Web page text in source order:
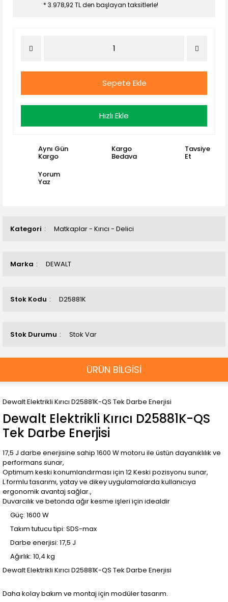
Kategori Matkaplar - Kırıcı - Delici
Marka DEWALT
Stok Kodu D25881K
Stok Durumu Stok Var
* 3.978,92 TL den başlayan taksitlerle!
Sepete Ekle
Hızlı Ekle
Aynı Gün
Kargo
Kargo
Bedava
Tavsiye
Et
Yorum
Yaz
ÜRÜN BİLGİSİ
Dewalt Elektrikli Kırıcı D25881K-QS Tek Darbe Enerjisi
Dewalt Elektrikli Kırıcı D25881K-QS
Tek Darbe Enerjisi
17,5 J darbe enerjisine sahip 1600 W motoru ile üstün dayanıklılık ve
performans sunar,
Optimum keski konumlandırması için 12 Keski pozisyonu sunar,
L formlu tasarımı, yatay ve dikey uygulamalarda kullanıcıya
ergonomik avantaj sağlar.,
Duvarcılık ve betonda ağır kesme işleri için idealdir
Güç: 1600 W
Takım tutucu tipi: SDS-max
Darbe enerjisi: 17,5 J
Ağırlık: 10,4 kg
Dewalt Elektrikli Kırıcı D25881K-QS Tek Darbe Enerjisi
Daha kolay bakım ve montaj için modüler tasarım.